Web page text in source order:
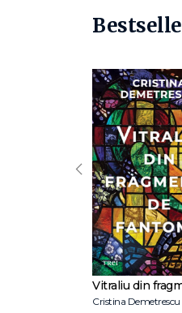
Cristina Demetrescu
‹